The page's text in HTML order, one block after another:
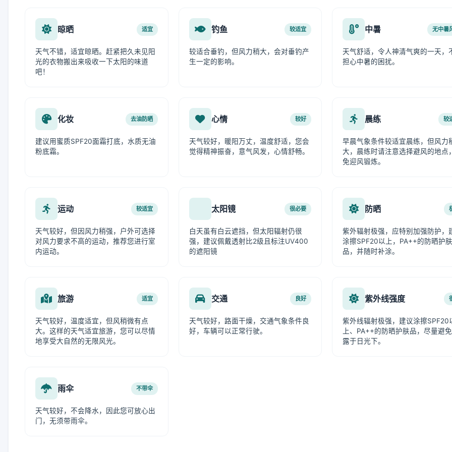
晾晒 适宜
天气不错，适宜晾晒。赶紧把久未见阳
光的衣物搬出来吸收一下太阳的味道
吧！
钓鱼 较适宜
较适合垂钓，但风力稍大，会对垂钓产
生一定的影响。
中暑 无中暑
天气舒适，令人神清气爽的一天，
担心中暑的困扰。
化妆 去油防晒
建议用蜜质SPF20面霜打底，水质无油
粉底霜。
心情 较好
天气较好，暖阳万丈，温度舒适，您会
觉得精神振奋，意气风发，心情舒畅。
晨练 较
早晨气象条件较适宜晨练，但风力
大，晨练时请注意选择避风的地点
免迎风锻炼。
运动 较适宜
天气较好，但因风力稍强，户外可选择
对风力要求不高的运动，推荐您进行室
内运动。
太阳镜 很必要
白天虽有白云遮挡，但太阳辐射仍很
强，建议佩戴透射比2级且标注UV400
的遮阳镜
防晒
紫外辐射极强，应特别加强防护，
涂擦SPF20以上，PA++的防晒护
品，并随时补涂。
旅游 适宜
天气较好，温度适宜，但风稍微有点
大。这样的天气适宜旅游，您可以尽情
地享受大自然的无限风光。
交通 良好
天气较好，路面干燥，交通气象条件良
好，车辆可以正常行驶。
紫外线强度
紫外线辐射极强，建议涂擦SPF20
上、PA++的防晒护肤品，尽量避
露于日光下。
雨伞 不带伞
天气较好，不会降水，因此您可放心出
门，无须带雨伞。